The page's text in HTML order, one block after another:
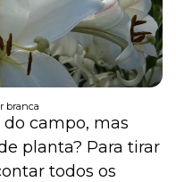
branca
campo, mas
planta? Para tirar
todos os